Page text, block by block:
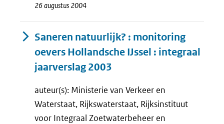
26 augustus 2004
Saneren natuurlijk? : monitoring
oevers Hollandsche IJssel : integraal
jaarverslag 2003
auteur(s): Ministerie van Verkeer en
Waterstaat, Rijkswaterstaat, Rijksinstituut
voor Integraal Zoetwaterbeheer en